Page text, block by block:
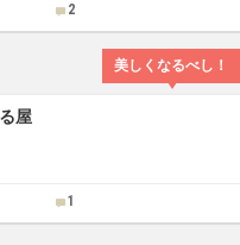
2
美しくなるべし！
屋
1